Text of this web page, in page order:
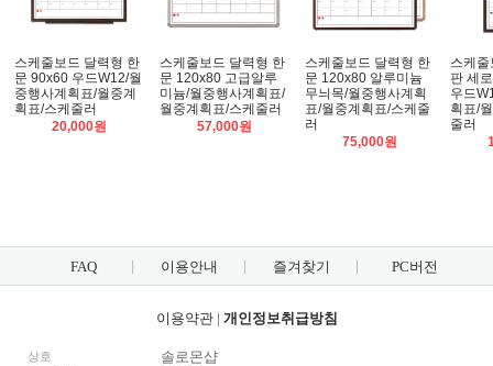
스케줄보드 달력형 한
문 90x60 우드W12/월
중행사계획표/월중계
획표/스케줄러
20,000원
스케줄보드 달력형 한
문 120x80 고급알루
미늄/월중행사계획표/
월중계획표/스케줄러
57,000원
스케줄보드 달력형 한
문 120x80 알루미늄
무늬목/월중행사계획
표/월중계획표/스케줄
러
75,000원
스케
판 세
우드
획표/
줄러
FAQ 이용안내 즐겨찾기 PC버전
이용약관| 개인정보취급방침
상호 솔로몬샵